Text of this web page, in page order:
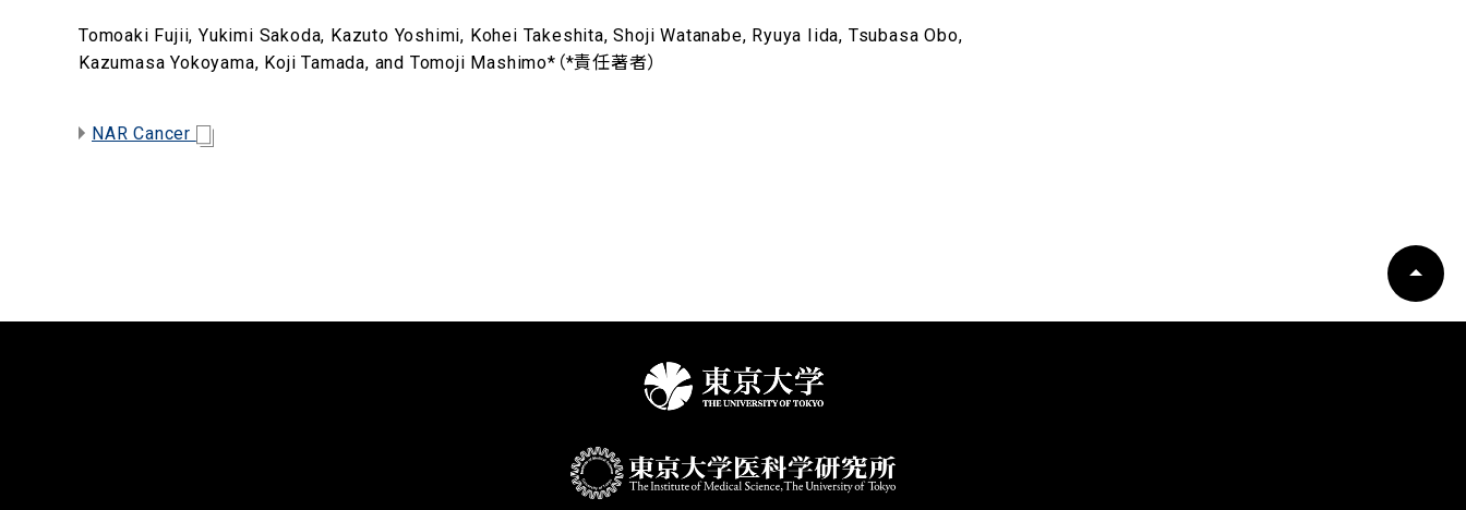
Tomoaki Fujii, Yukimi Sakoda, Kazuto Yoshimi, Kohei Takeshita, Shoji Watanabe, Ryuya Iida, Tsubasa Obo,
Kazumasa Yokoyama, Koji Tamada, and Tomoji Mashimo*（*責任著者）
NAR Cancer